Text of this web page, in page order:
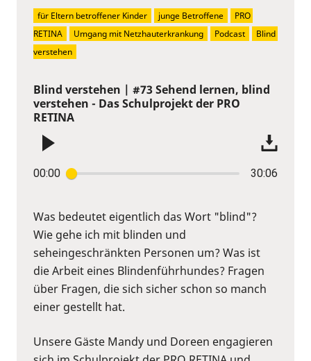
Blind verstehen | #73 Sehend lernen, blind
verstehen - Das Schulprojekt der PRO
RETINA
00:00 30:06
Was bedeutet eigentlich das Wort "blind"?
Wie gehe ich mit blinden und
seheingeschränkten Personen um? Was ist
die Arbeit eines Blindenführhundes? Fragen
über Fragen, die sich sicher schon so manch
einer gestellt hat.
Unsere Gäste Mandy und Doreen engagieren
für Eltern betroffener Kinder junge Betroffene
PRO
RETINA
Umgang mit Netzhauterkrankung Podcast
Blind
verstehen